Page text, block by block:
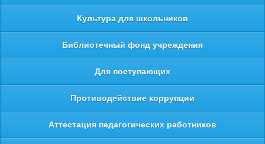
Культура для школьников
Библиотечный фонд учреждения
Для поступающих
Противодействие коррупции
Аттестация педагогических работников